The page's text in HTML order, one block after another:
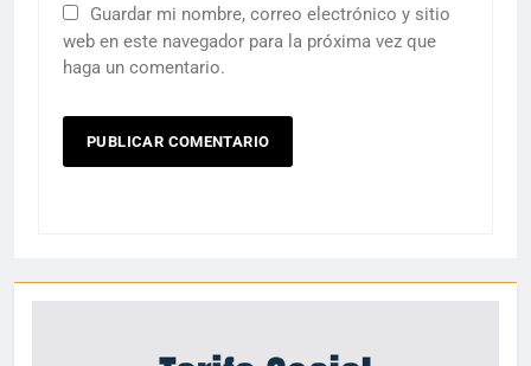
Guardar mi nombre, correo electrónico y sitio
web en este navegador para la próxima vez que
haga un comentario.